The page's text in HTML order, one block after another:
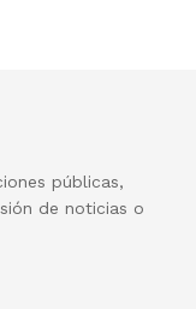
públicas,
de noticias o